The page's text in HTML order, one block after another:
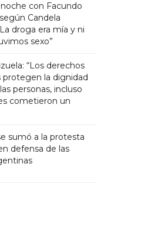
con Facundo
Candela
droga era mía y ni
sexo”
“Los derechos
protegen la dignidad
personas, incluso
cometieron un
sumó a la protesta
defensa de las